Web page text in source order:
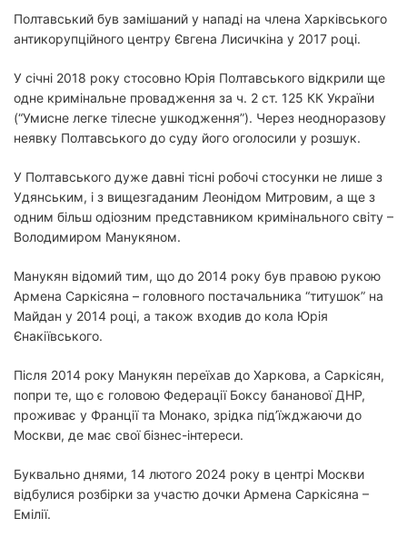
Полтавський був замішаний у нападі на члена Харківського
антикорупційного центру Євгена Лисичкіна у 2017 році.
У січні 2018 року стосовно Юрія Полтавського відкрили ще
одне кримінальне провадження за ч. 2 ст. 125 КК України
(“Умисне легке тілесне ушкодження”). Через неодноразову
неявку Полтавського до суду його оголосили у розшук.
У Полтавського дуже давні тісні робочі стосунки не лише з
Удянським, і з вищезгаданим Леонідом Митровим, а ще з
одним більш одіозним представником кримінального світу –
Володимиром Манукяном.
Манукян відомий тим, що до 2014 року був правою рукою
Армена Саркісяна – головного постачальника “титушок” на
Майдан у 2014 році, а також входив до кола Юрія
Єнакіївського.
Після 2014 року Манукян переїхав до Харкова, а Саркісян,
попри те, що є головою Федерації Боксу бананової ДНР,
проживає у Франції та Монако, зрідка під’їжджаючи до
Москви, де має свої бізнес-інтереси.
Буквально днями, 14 лютого 2024 року в центрі Москви
відбулися розбірки за участю дочки Армена Саркісяна –
Емілії.